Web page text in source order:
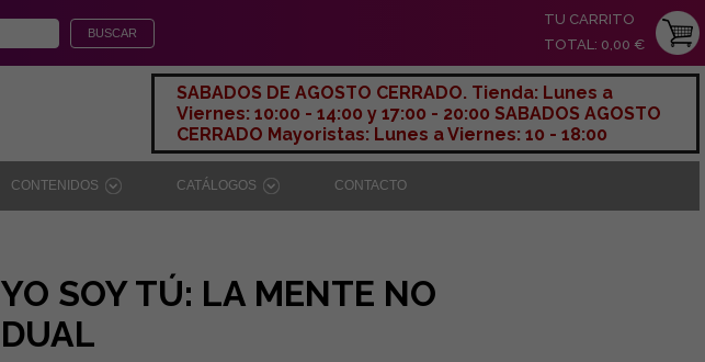
TU CARRITO
TOTAL: 0,00 €
SABADOS DE AGOSTO CERRADO. Tienda: Lunes a
Viernes: 10:00 - 14:00 y 17:00 - 20:00 SABADOS AGOSTO
CERRADO Mayoristas: Lunes a Viernes: 10 - 18:00
CONTENIDOS CATÁLOGOS CONTACTO
YO SOY TÚ: LA MENTE NO
DUAL